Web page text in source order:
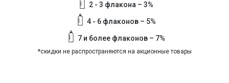
2 - 3 флакона – 3%
4 - 6 флаконов – 5%
7 и более флаконов – 7%
*скидки не распространяются на акционные товары